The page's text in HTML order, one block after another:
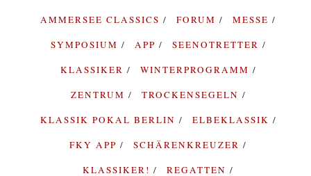
AMMERSEE CLASSICS
FORUM
MESSE
SYMPOSIUM
APP
SEENOTRETTER
KLASSIKER
WINTERPROGRAMM
ZENTRUM
TROCKENSEGELN
KLASSIK POKAL BERLIN
ELBEKLASSIK
FKY APP
SCHÄRENKREUZER
KLASSIKER!
REGATTEN